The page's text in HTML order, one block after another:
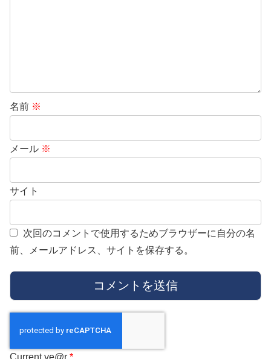
名前 ※
メール ※
サイト
次回のコメントで使用するためブラウザーに自分の名
前、メールアドレス、サイトを保存する。